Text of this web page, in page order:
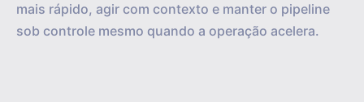
mais rápido, agir com contexto e manter o pipeline
sob controle mesmo quando a operação acelera.